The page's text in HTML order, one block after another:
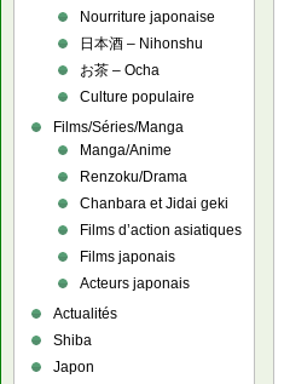
Nourriture japonaise
日本酒 – Nihonshu
お茶 – Ocha
Culture populaire
Films/Séries/Manga
Manga/Anime
Renzoku/Drama
Chanbara et Jidai geki
Films d’action asiatiques
Films japonais
Acteurs japonais
Actualités
Shiba
Japon